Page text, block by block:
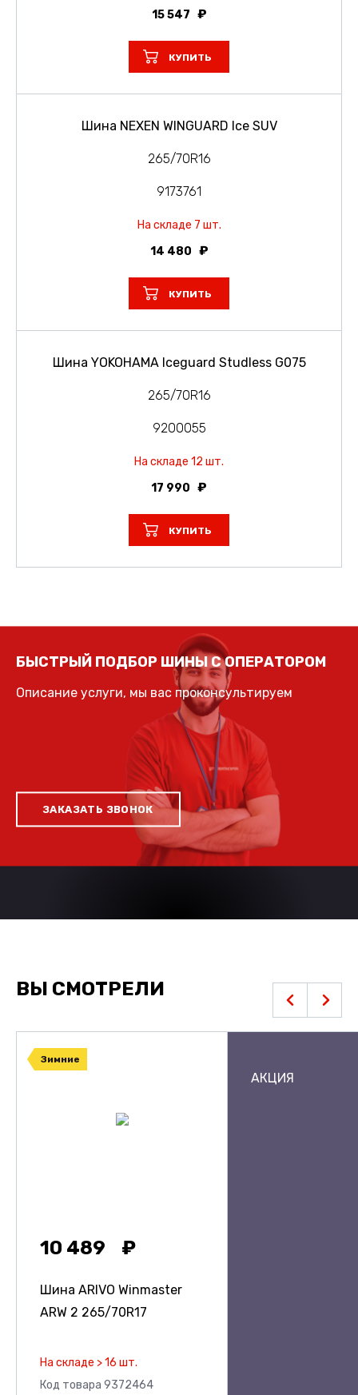
15 547
КУПИТЬ
Шина NEXEN WINGUARD Ice SUV
265/70R16
9173761
На складе 7 шт.
14 480
КУПИТЬ
Шина YOKOHAMA Iceguard Studless G075
265/70R16
9200055
На складе 12 шт.
17 990
КУПИТЬ
БЫСТРЫЙ ПОДБОР ШИНЫ С ОПЕРАТОРОМ
Описание услуги, мы вас проконсультируем
ЗАКАЗАТЬ ЗВОНОК
ВЫ СМОТРЕЛИ
Зимние
10 489
Шина ARIVO Winmaster
ARW 2 265/70R17
На складе > 16 шт.
Код товара 9372464
АКЦИЯ